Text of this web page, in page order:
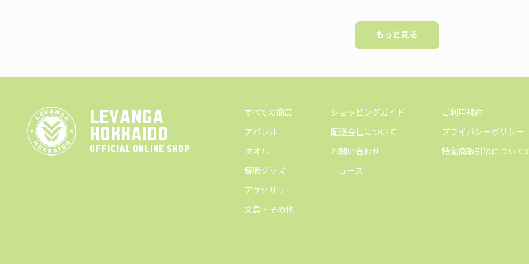
もっと見る
LEVANGA
HOKKAIDO
OFFICIAL ONLINE SHOP
すべての商品
アパレル
タオル
観戦グッズ
アクセサリー
文具・その他
ショッピングガイド
配送会社について
お問い合わせ
ニュース
ご利用規約
プライバシーポリシー
特定商取引法について